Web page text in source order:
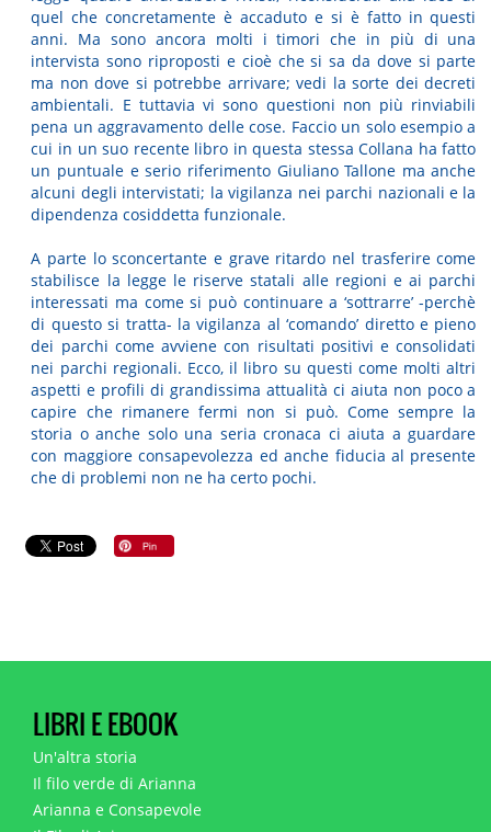
quel che concretamente è accaduto e si è fatto in questi
anni. Ma sono ancora molti i timori che in più di una
intervista sono riproposti e cioè che si sa da dove si parte
ma non dove si potrebbe arrivare; vedi la sorte dei decreti
ambientali. E tuttavia vi sono questioni non più rinviabili
pena un aggravamento delle cose. Faccio un solo esempio a
cui in un suo recente libro in questa stessa Collana ha fatto
un puntuale e serio riferimento Giuliano Tallone ma anche
alcuni degli intervistati; la vigilanza nei parchi nazionali e la
dipendenza cosiddetta funzionale.
A parte lo sconcertante e grave ritardo nel trasferire come
stabilisce la legge le riserve statali alle regioni e ai parchi
interessati ma come si può continuare a ‘sottrarre’ -perchè
di questo si tratta- la vigilanza al ‘comando’ diretto e pieno
dei parchi come avviene con risultati positivi e consolidati
nei parchi regionali. Ecco, il libro su questi come molti altri
aspetti e profili di grandissima attualità ci aiuta non poco a
capire che rimanere fermi non si può. Come sempre la
storia o anche solo una seria cronaca ci aiuta a guardare
con maggiore consapevolezza ed anche fiducia al presente
che di problemi non ne ha certo pochi.
LIBRI E EBOOK
Un'altra storia
Il filo verde di Arianna
Arianna e Consapevole